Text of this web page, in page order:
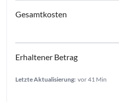
Letzte Aktualisierung: vor 41 Min